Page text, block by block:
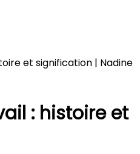
et signification | Nadine
: histoire et